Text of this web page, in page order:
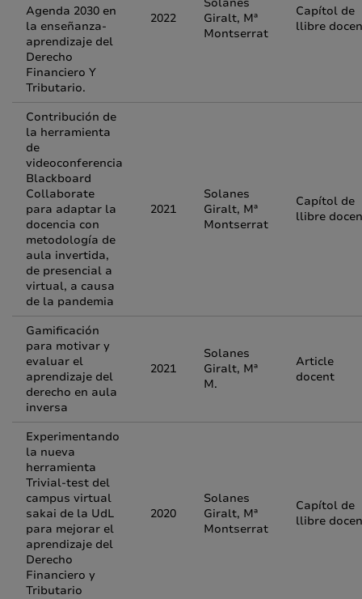
Agenda 2030 en
la enseñanza-
aprendizaje del
Derecho
Financiero Y
Tributario.
2022
Giralt, Mª
Montserrat
Capítol de
llibre
Contribución de
la herramienta
de
videoconferencia
Blackboard
Collaborate
para adaptar la
docencia con
metodología de
aula invertida,
de presencial a
virtual, a causa
de la pandemia
2021
Solanes
Giralt, Mª
Montserrat
Capítol de
llibre
Gamificación
para motivar y
evaluar el
aprendizaje del
derecho en aula
inversa
2021
Solanes
Giralt, Mª
M.
Article
docent
Experimentando
la nueva
herramienta
Trivial-test del
campus virtual
sakai de la UdL
para mejorar el
aprendizaje del
Derecho
Financiero y
Tributario
2020
Solanes
Giralt, Mª
Montserrat
Capítol de
llibre